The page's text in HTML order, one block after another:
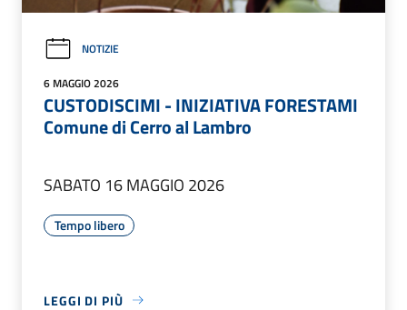
NOTIZIE
6 MAGGIO 2026
CUSTODISCIMI - INIZIATIVA FORESTAMI
Comune di Cerro al Lambro
SABATO 16 MAGGIO 2026
Tempo libero
LEGGI DI PIÙ